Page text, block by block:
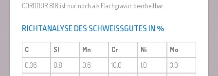
CORODUR 818 ist nur noch als Flachgravur bearbeitbar.
RICHTANALYSE DES SCHWEISSGUTES IN %
C SI Mn Cr Ni
Mo
0,36
0,8 0,6 10,0 1,0
3,0